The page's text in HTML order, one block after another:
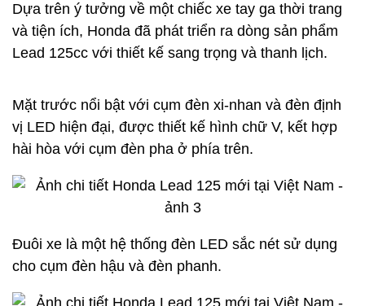
Dựa trên ý tưởng về một chiếc xe tay ga thời trang
và tiện ích, Honda đã phát triển ra dòng sản phẩm
Lead 125cc với thiết kế sang trọng và thanh lịch.
Mặt trước nổi bật với cụm đèn xi-nhan và đèn định
vị LED hiện đại, được thiết kế hình chữ V, kết hợp
hài hòa với cụm đèn pha ở phía trên.
Đuôi xe là một hệ thống đèn LED sắc nét sử dụng
cho cụm đèn hậu và đèn phanh.